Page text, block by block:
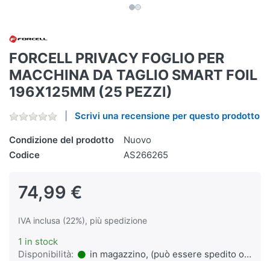
FORCELL PRIVACY FOGLIO PER
MACCHINA DA TAGLIO SMART FOIL
196X125MM (25 PEZZI)
Scrivi una recensione per questo prodotto
Condizione del prodotto
Nuovo
Codice
AS266265
74,99 €
IVA inclusa (22%), più spedizione
1 in stock
Disponibilità:
in magazzino, (può essere spedito o ritirato)